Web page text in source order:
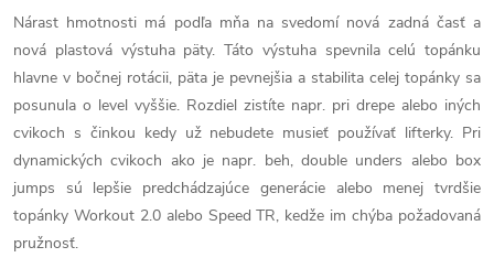
Nárast hmotnosti má podľa mňa na svedomí nová zadná časť a
nová plastová výstuha päty. Táto výstuha spevnila celú topánku
hlavne v bočnej rotácii, päta je pevnejšia a stabilita celej topánky sa
posunula o level vyššie. Rozdiel zistíte napr. pri drepe alebo iných
cvikoch s činkou kedy už nebudete musieť používať lifterky. Pri
dynamických cvikoch ako je napr. beh, double unders alebo box
jumps sú lepšie predchádzajúce generácie alebo menej tvrdšie
topánky Workout 2.0 alebo Speed TR, kedže im chýba požadovaná
pružnosť.